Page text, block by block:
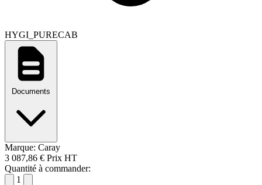
HYGI_PURECAB
Documents
Marque: Caray
3 087,86 € Prix HT
Quantité à commander:
1